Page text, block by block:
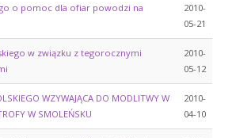
o pomoc dla ofiar powodzi na
2010-
05-21
w związku z tegorocznymi
2010-
05-12
WZYWAJĄCA DO MODLITWY W
W SMOLEŃSKU
2010-
04-10